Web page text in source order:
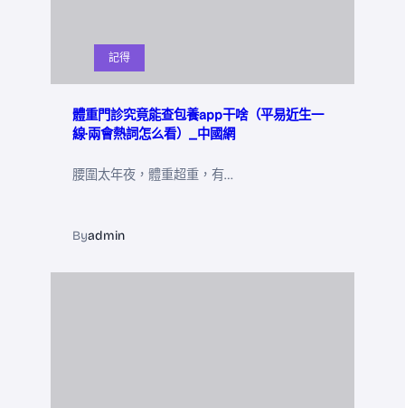
記得
體重門診究竟能查包養app干啥（平易近生一
線·兩會熱詞怎么看）_中國網
腰圍太年夜，體重超重，有…
Byadmin